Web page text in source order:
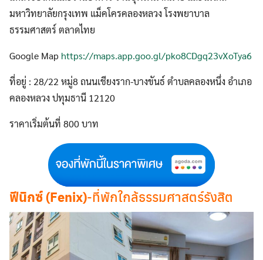
มหาวิทยาลัยกรุงเทพ แม็คโครคลองหลวง โรงพยาบาล
ธรรมศาสตร์ ตลาดไทย
Google Map https://maps.app.goo.gl/pko8CDgq23vXoTya6
ที่อยู่ : 28/22 หมู่8 ถนนเชียงราก-บางขันธ์ ตำบลคลองหนึ่ง อำเภอ
คลองหลวง ปทุมธานี 12120
ราคาเริ่มต้นที่ 800 บาท
ฟีนิกซ์ (Fenix)-ที่พักใกล้ธรรมศาสตร์รังสิต